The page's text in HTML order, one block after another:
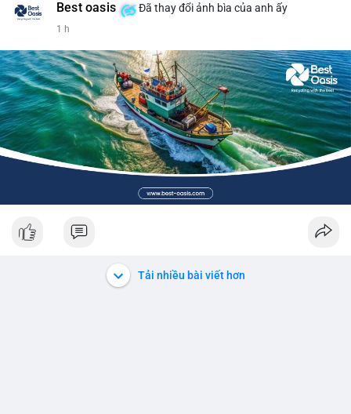
Best oasis Đã thay đổi ảnh bìa của anh ấy
1 h
Tải nhiều bài viết hơn